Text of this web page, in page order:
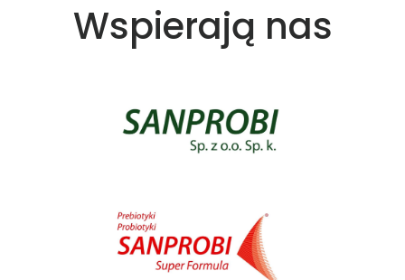
Wspierają nas